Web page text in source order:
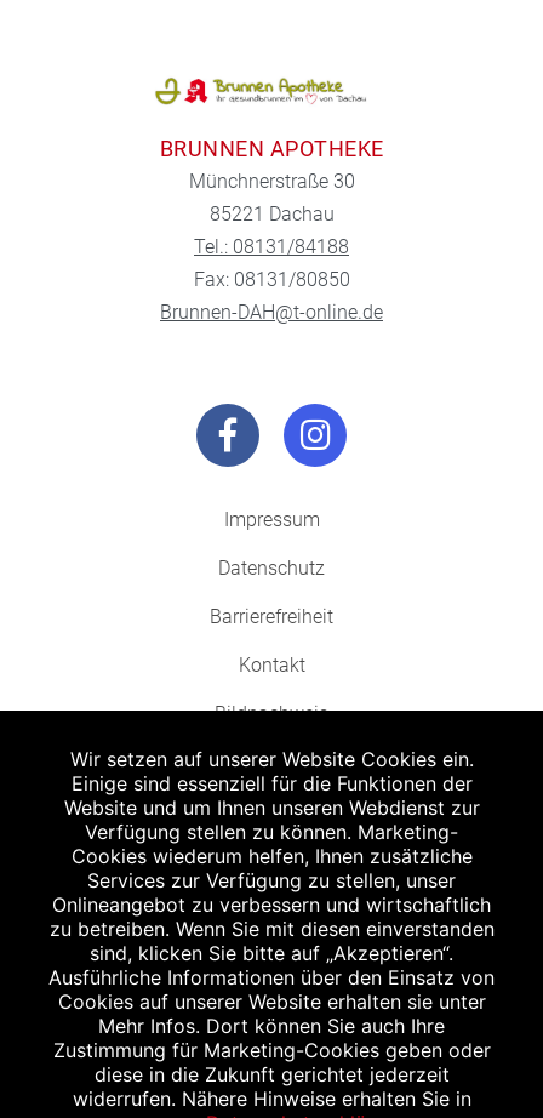
BRUNNEN APOTHEKE
Münchnerstraße 30
85221 Dachau
Tel.: 08131/84188
Fax: 08131/80850
Brunnen-DAH@t-online.de
Impressum
Datenschutz
Barrierefreiheit
Kontakt
Bildnachweis
Abgabe in haushaltsüblichen Mengen, solange der Vorrat reicht. Für Druck-
und Satzfehler keine Haftung.
Zu Risiken und Nebenwirkungen lesen Sie die Packungsbeilage und fragen
Sie Ihren Arzt oder Apotheker.
Angabe nach der deutschen Arzneimitteltaxe Apothekenerstattungspreis
(AEP). Der AEP ist keine unverbindliche Preisempfehlung der Hersteller. Der
AEP ist ein von den Apotheken in Ansatz gebrachter Preis für rezeptfreie
Arzneimittel. Er entspricht in der Höhe dem für Apotheken verbindlichen
Abgabepreis, zu dem eine Apotheke in bestimmten Fällen (z.B. bei Kindern
unter 12 Jahren) das Produkt mit der gesetzlichen Krankenversicherung
abrechnet. Der AEP ist der allgemeine Erstattungspreis im Falle einer
Kostenübernahme durch die gesetzlichen Krankenkassen, vor Abzug eines
Zwangsrabattes (zur Zeit 5%) nach §130 Abs. 1 SGB V.
Wir setzen auf unserer Website Cookies ein.
Einige sind essenziell für die Funktionen der
Website und um Ihnen unseren Webdienst zur
Verfügung stellen zu können. Marketing-
Cookies wiederum helfen, Ihnen zusätzliche
Services zur Verfügung zu stellen, unser
Onlineangebot zu verbessern und wirtschaftlich
zu betreiben. Wenn Sie mit diesen einverstanden
sind, klicken Sie bitte auf „Akzeptieren“.
Ausführliche Informationen über den Einsatz von
Cookies auf unserer Website erhalten sie unter
Mehr Infos. Dort können Sie auch Ihre
Zustimmung für Marketing-Cookies geben oder
diese in die Zukunft gerichtet jederzeit
widerrufen. Nähere Hinweise erhalten Sie in